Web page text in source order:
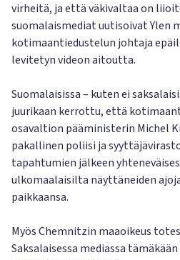
virheitä, ja että väkivaltaa on
suomalaismediat uutisoivat Ylen
kotimaantiedustelun johtaja
levitetyn videon aitoutta.
Suomalaisissa – kuten ei
juurikaan kerrottu, että
osavaltion pääministerin Michel
pakallinen poliisi ja
tapahtumien jälkeen
ulkomaalaisilta näyttäneiden
paikkaansa.
Myös Chemnitzin maaoikeus
Saksalaisessa mediassa